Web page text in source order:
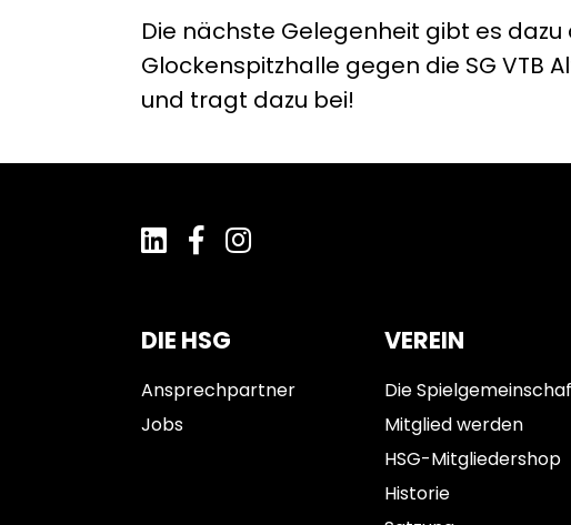
Die nächste Gelegenheit gibt es dazu
Glockenspitzhalle gegen die SG VTB
und tragt dazu bei!
DIE HSG
Ansprechpartner
Jobs
VEREIN
Die
Mitglied werden
HSG-Mitgliedershop
Historie